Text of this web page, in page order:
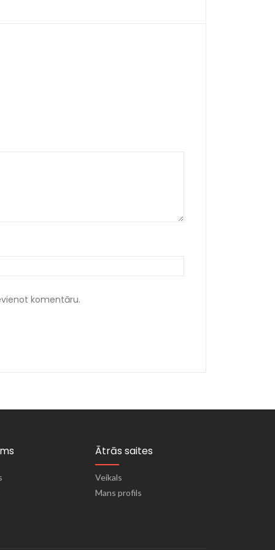
komentāru.
Ātrās saites
Veikals
Mans profils